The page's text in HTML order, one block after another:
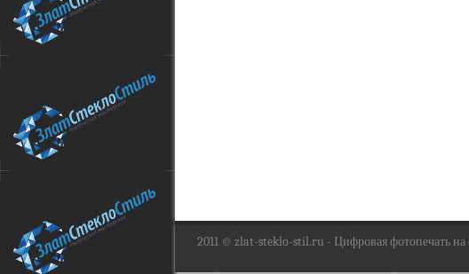
2011 © zlat-steklo-stil.ru - Цифровая фотопечать на